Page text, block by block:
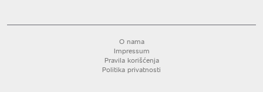
O nama
Impressum
Pravila korišćenja
Politika privatnosti